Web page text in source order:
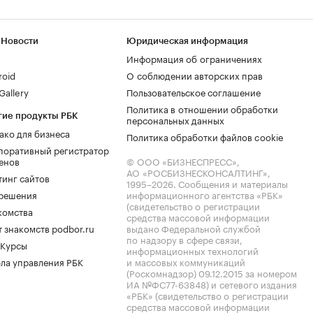
продукты РБК
для бизнеса
регистратор
сайтов
знакомств podbor.ru
управления РБК
Юридическая информация
Информация об ограничениях
О соблюдении авторских прав
Пользовательское соглашение
Политика в отношении обработки
персональных данных
Политика обработки файлов cookie
© ООО «БИЗНЕСПРЕСС»,
АО «РОСБИЗНЕСКОНСАЛТИНГ»,
1995–2026. Сообщения и материалы
информационного агентства «РБК»
(свидетельство о регистрации
средства массовой информации
выдано Федеральной службой
по надзору в сфере связи,
информационных технологий
и массовых коммуникаций
(Роскомнадзор) 09.12.2015 за номером
ИА №ФС77-63848) и сетевого издания
«РБК» (свидетельство о регистрации
средства массовой информации